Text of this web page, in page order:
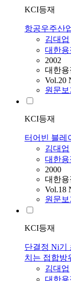
KCI등재
항공우주산
김대업
대한용
2002
대한용
Vol.20
원문보
KCI등재
터어빈 블레
김대업
대한용
2000
대한용
Vol.18
원문보
KCI등재
단결정 Ni기
치는 접합방
김대업